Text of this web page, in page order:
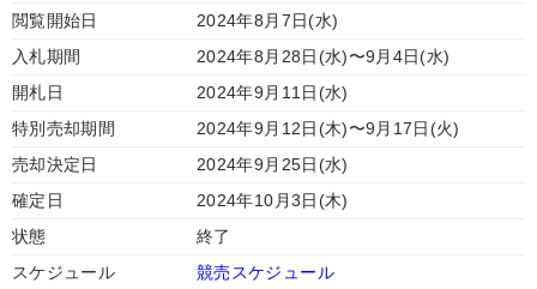
閲覧開始日
2024年8月7日(水)
入札期間
2024年8月28日(水)〜9月4日(水)
開札日
2024年9月11日(水)
特別売却期間
2024年9月12日(木)〜9月17日(火)
売却決定日
2024年9月25日(水)
確定日
2024年10月3日(木)
状態
終了
スケジュール
競売スケジュール